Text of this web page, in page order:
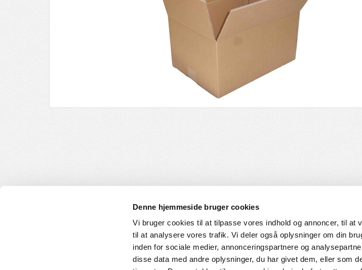
Denne hjemmeside bruger cookies
Vi bruger cookies til at tilpasse vores indhold og annoncer, til at
til at analysere vores trafik. Vi deler også oplysninger om din
inden for sociale medier, annonceringspartnere og
disse data med andre oplysninger, du har givet dem, eller som
KUNDESERVICE
Handelsbetingelser
Login